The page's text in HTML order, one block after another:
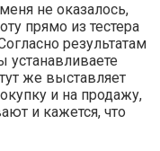
не оказалось,
прямо из тестера
результатам
устанавливаете
же выставляет
и на продажу,
и кажется, что